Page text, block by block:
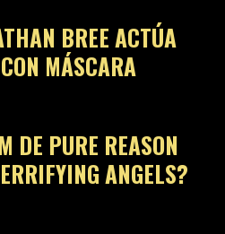
BREE ACTÚA
MÁSCARA
DE PURE REASON
ANGELS?
08